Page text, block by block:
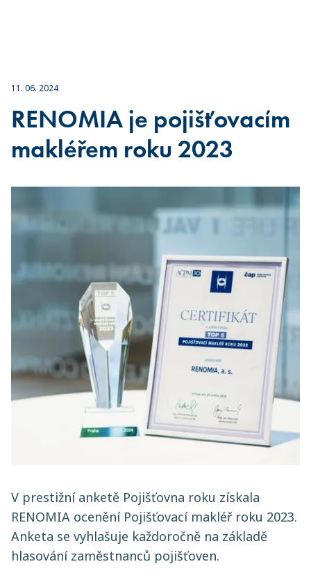
11. 06. 2024
RENOMIA je pojišťovacím
makléřem roku 2023
V prestižní anketě Pojišťovna roku získala
RENOMIA ocenění Pojišťovací makléř roku 2023.
Anketa se vyhlašuje každoročně na základě
hlasování zaměstnanců pojišťoven.